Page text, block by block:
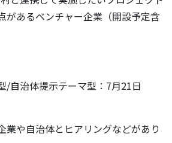
があるベンチャー企業（開設予定含
自治体提示テーマ型：7月21日
業や自治体とヒアリングなどがあり